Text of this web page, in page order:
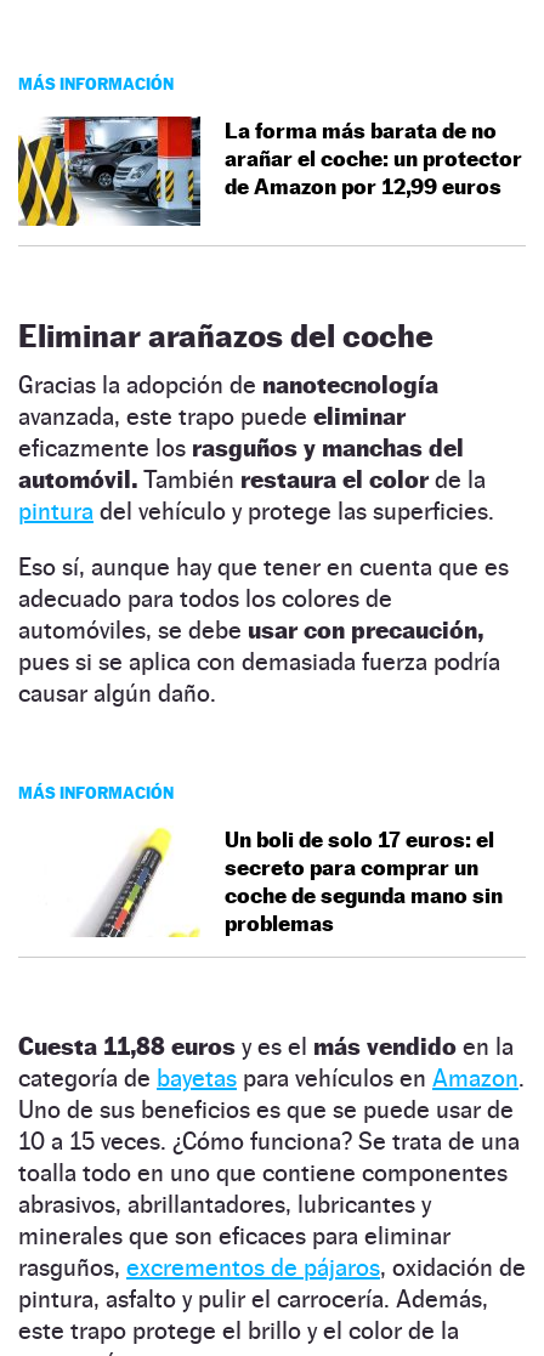
MÁS INFORMACIÓN
La forma más barata de no
arañar el coche: un protector
de Amazon por 12,99 euros
Eliminar arañazos del coche
Gracias la adopción de nanotecnología
avanzada, este trapo puede eliminar
eficazmente los rasguños y manchas del
automóvil. También restaura el colorde la
pintura del vehículo y protege las superficies.
Eso sí, aunque hay que tener en cuenta que es
adecuado para todos los colores de
automóviles, se debe usar con precaución,
pues si se aplica con demasiada fuerza podría
causar algún daño.
MÁS INFORMACIÓN
Un boli de solo 17 euros: el
secreto para comprar un
coche de segunda mano sin
problemas
Cuesta 11,88 euros y es el más vendido en la
categoría de bayetas para vehículos en Amazon.
Uno de sus beneficios es que se puede usar de
10 a 15 veces. ¿Cómo funciona? Se trata de una
toalla todo en uno que contiene componentes
abrasivos, abrillantadores, lubricantes y
minerales que son eficaces para eliminar
rasguños, excrementos de pájaros, oxidación de
pintura, asfalto y pulir el carrocería. Además,
este trapo protege el brillo y el color de la